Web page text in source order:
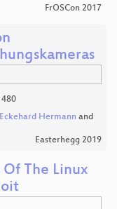
FrOSCon 2017
480
Eckehard Hermann and
Easterhegg 2019
Of The Linux